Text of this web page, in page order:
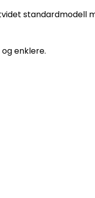
standardmodell
enklere.